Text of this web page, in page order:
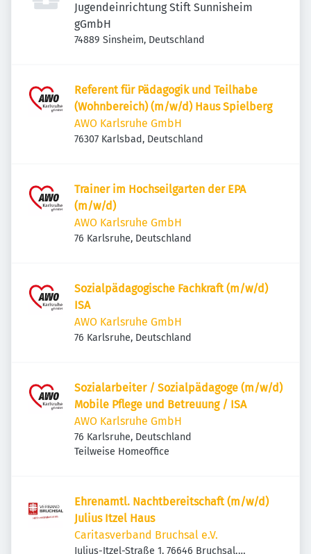
Jugendeinrichtung Stift Sunnisheim
gGmbH
74889 Sinsheim, Deutschland
Referent für Pädagogik und Teilhabe
(Wohnbereich) (m/w/d) Haus Spielberg
AWO Karlsruhe GmbH
76307 Karlsbad, Deutschland
Trainer im Hochseilgarten der EPA
(m/w/d)
AWO Karlsruhe GmbH
76 Karlsruhe, Deutschland
Sozialpädagogische Fachkraft (m/w/d)
ISA
AWO Karlsruhe GmbH
76 Karlsruhe, Deutschland
Sozialarbeiter / Sozialpädagoge (m/w/d)
Mobile Pflege und Betreuung / ISA
AWO Karlsruhe GmbH
76 Karlsruhe, Deutschland
Teilweise Homeoffice
Ehrenamtl. Nachtbereitschaft (m/w/d)
Julius Itzel Haus
Caritasverband Bruchsal e.V.
Julius-Itzel-Straße 1, 76646 Bruchsal,